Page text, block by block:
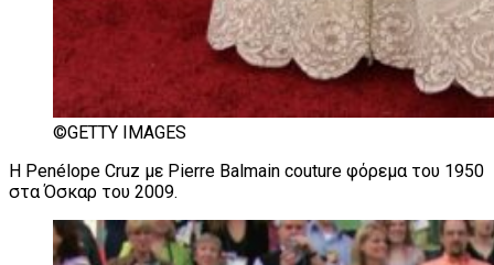
©GETTY IMAGES
Η Penélope Cruz με Pierre Balmain couture φόρεμα του 1950
στα Όσκαρ του 2009.